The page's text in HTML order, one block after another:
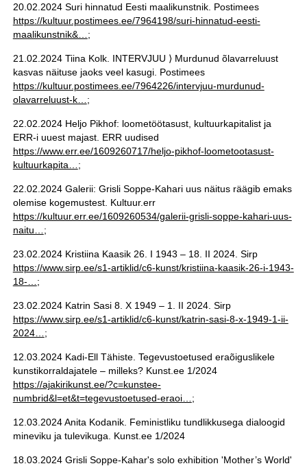
20.02.2024 Suri hinnatud Eesti maalikunstnik. Postimees
https://kultuur.postimees.ee/7964198/suri-hinnatud-eesti-
maalikunstnik&… ;
21.02.2024 Tiina Kolk. INTERVJUU ⟩ Murdunud õlavarreluust
kasvas näituse jaoks veel kasugi. Postimees
https://kultuur.postimees.ee/7964226/intervjuu-murdunud-
olavarreluust-k… ;
22.02.2024 Heljo Pikhof: loometöötasust, kultuurkapitalist ja
ERR-i uuest majast. ERR uudised
https://www.err.ee/1609260717/heljo-pikhof-loometootasust-
kultuurkapita… ;
22.02.2024 Galerii: Grisli Soppe-Kahari uus näitus räägib emaks
olemise kogemustest. Kultuur.err
https://kultuur.err.ee/1609260534/galerii-grisli-soppe-kahari-uus-
naitu… ;
23.02.2024 Kristiina Kaasik 26. I 1943 – 18. II 2024. Sirp
https://www.sirp.ee/s1-artiklid/c6-kunst/kristiina-kaasik-26-i-1943-
18-… ;
23.02.2024 Katrin Sasi 8. X 1949 – 1. II 2024. Sirp
https://www.sirp.ee/s1-artiklid/c6-kunst/katrin-sasi-8-x-1949-1-ii-
2024… ;
12.03.2024 Kadi-Ell Tähiste. Tegevustoetused eraõiguslikele
kunstikorraldajatele – milleks? Kunst.ee 1/2024
https://ajakirikunst.ee/?c=kunstee-
numbrid&l=et&t=tegevustoetused-eraoi… ;
12.03.2024 Anita Kodanik. Feministliku tundlikkusega dialoogid
mineviku ja tulevikuga. Kunst.ee 1/2024
18.03.2024 Grisli Soppe-Kahar's solo exhibition 'Mother’s World'